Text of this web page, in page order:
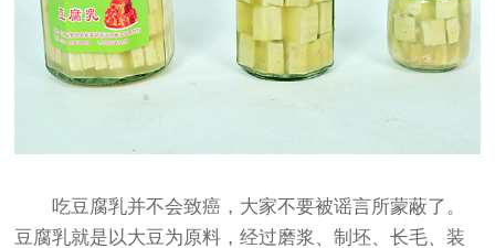
吃豆腐乳并不会致癌，大家不要被谣言所蒙蔽了。
豆腐乳就是以大豆为原料，经过磨浆、制坯、长毛、装